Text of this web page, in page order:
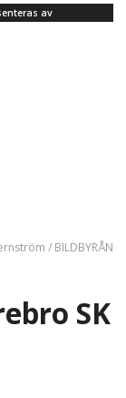
av
/ BILDBYRÅN
SK